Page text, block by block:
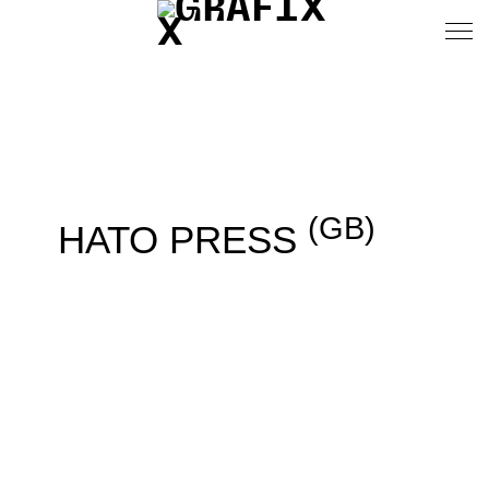
HATO PRESS (GB)